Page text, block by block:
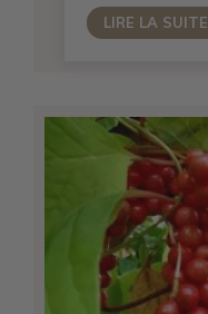
LIRE LA SUITE